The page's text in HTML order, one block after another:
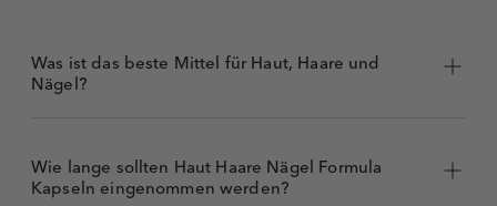
Was ist das beste Mittel für Haut, Haare und
Nägel?
Wie lange sollten Haut Haare Nägel Formula
Kapseln eingenommen werden?